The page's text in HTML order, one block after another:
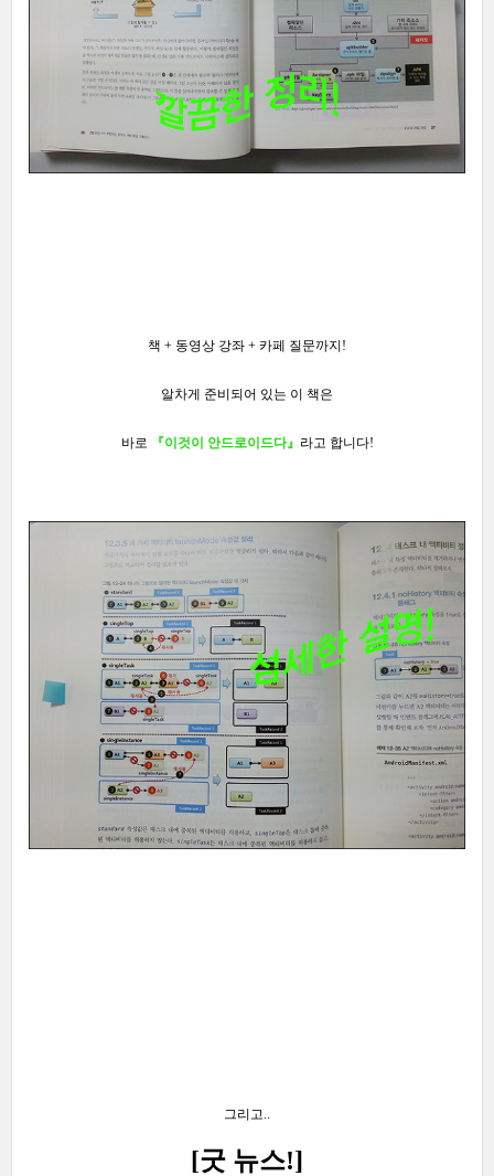
책 + 동영상 강좌 + 카페 질문까지!
알차게 준비되어 있는 이 책은
바로 『이것이 안드로이드다』 라고 합니다!
그리고..
[굿 뉴스!]